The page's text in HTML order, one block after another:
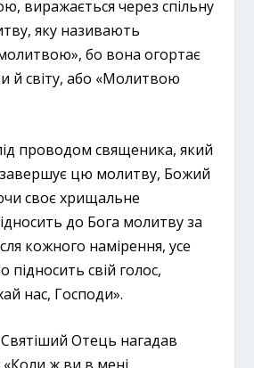
виражається через спільну
яку називають
бо вона огортає
й світу, або «Молитвою
проводом священика, який
цю молитву, Божий
своє хрищальне
до Бога молитву за
кожного намірення, усе
підносить свій голос,
нас, Господи».
Отець нагадав